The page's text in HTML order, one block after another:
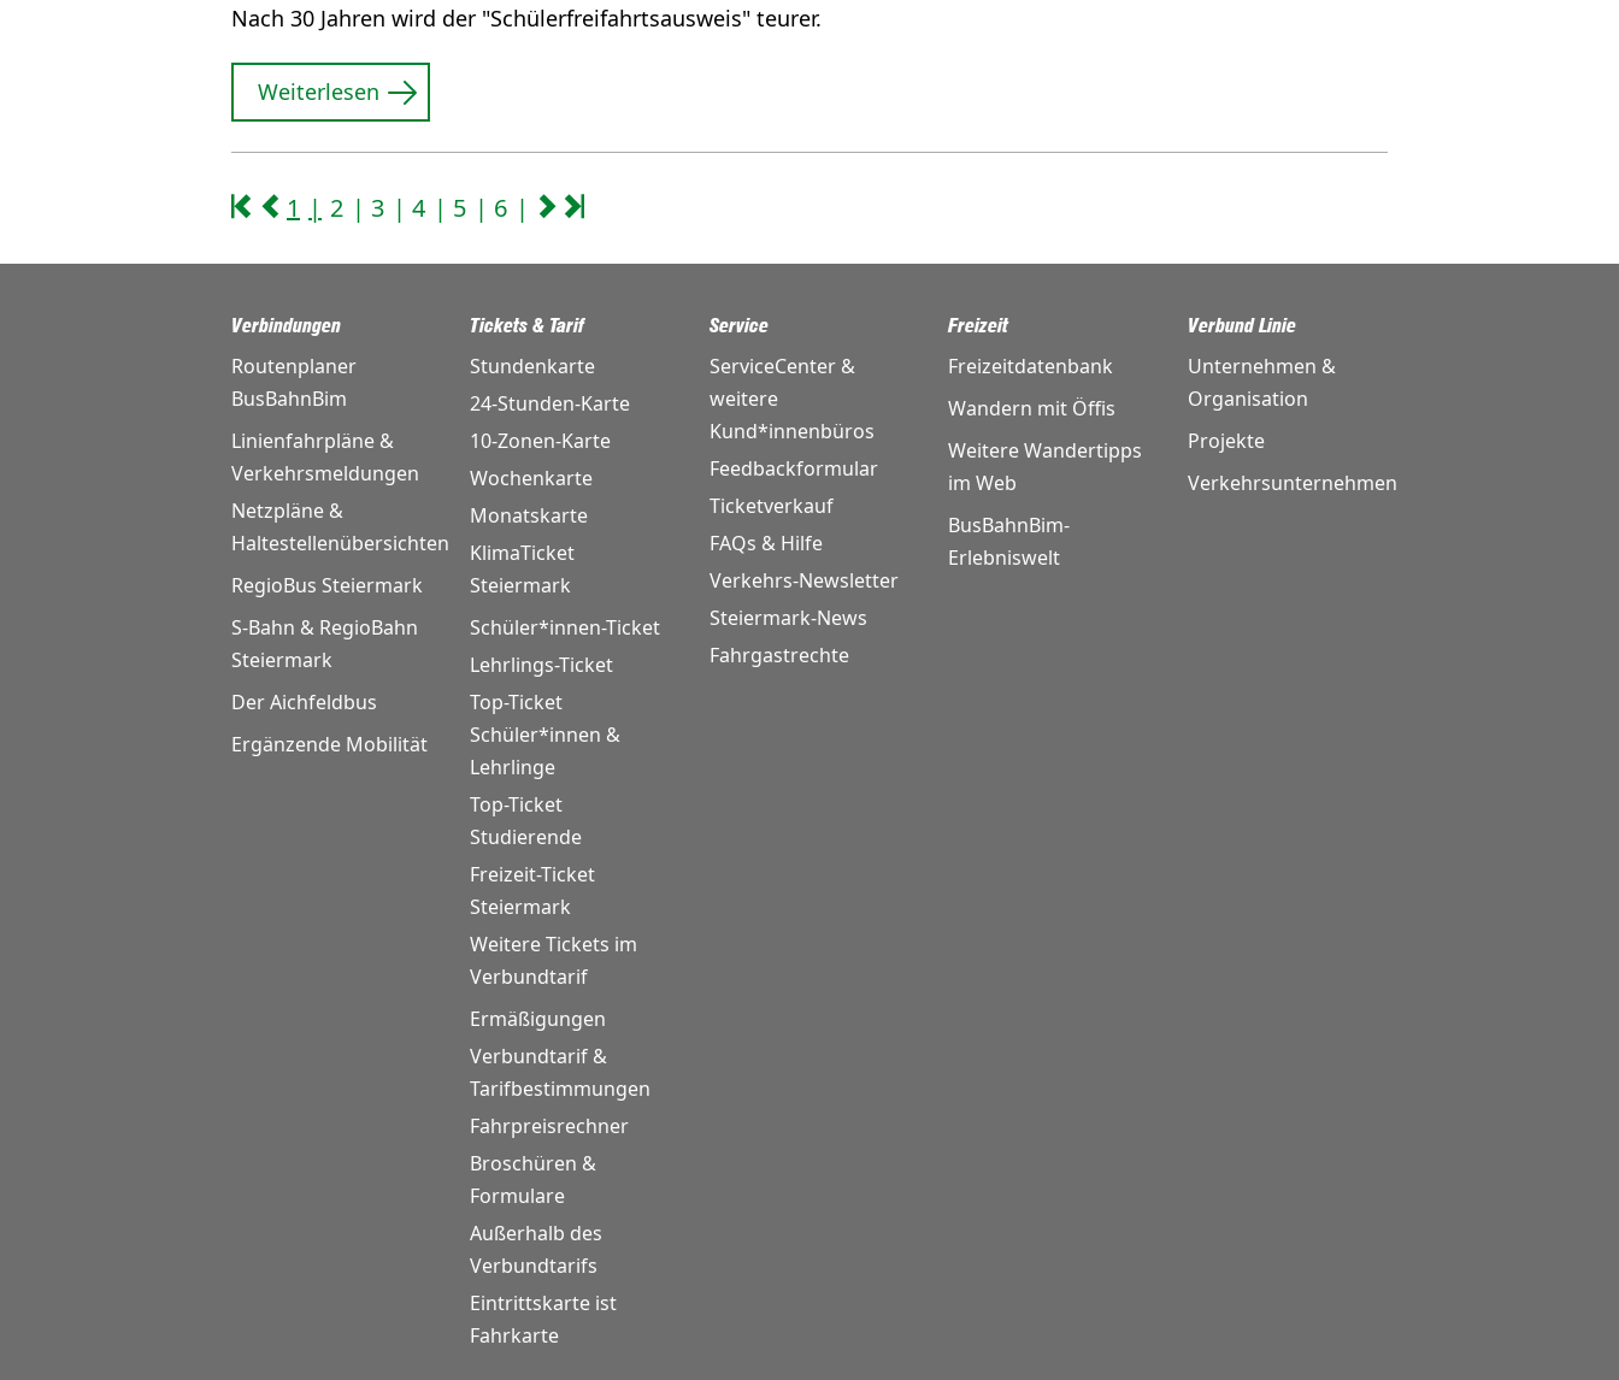
Nach 30 Jahren wird der "Schülerfreifahrtsausweis" teurer.
Weiterlesen
1 2 3 4 5 6
Verbindungen
Routenplaner
BusBahnBim
Linienfahrpläne &
Verkehrsmeldungen
Netzpläne &
Haltestellenübersichten
RegioBus Steiermark
S-Bahn & RegioBahn
Steiermark
Der Aichfeldbus
Ergänzende Mobilität
Tickets & Tarif
Stundenkarte
24-Stunden-Karte
10-Zonen-Karte
Wochenkarte
Monatskarte
KlimaTicket
Steiermark
Schüler*innen-Ticket
Lehrlings-Ticket
Top-Ticket
Schüler*innen &
Lehrlinge
Top-Ticket
Studierende
Freizeit-Ticket
Steiermark
Weitere Tickets im
Verbundtarif
Ermäßigungen
Verbundtarif &
Tarifbestimmungen
Fahrpreisrechner
Broschüren &
Formulare
Außerhalb des
Verbundtarifs
Eintrittskarte ist
Fahrkarte
Service
ServiceCenter &
weitere
Kund*innenbüros
Feedbackformular
Ticketverkauf
FAQs & Hilfe
Verkehrs-Newsletter
Steiermark-News
Fahrgastrechte
Freizeit
Freizeitdatenbank
Wandern mit Öffis
Weitere Wandertipps
im Web
BusBahnBim-
Erlebniswelt
Verbund Linie
Unternehmen &
Organisation
Projekte
Verkehrsunternehmen